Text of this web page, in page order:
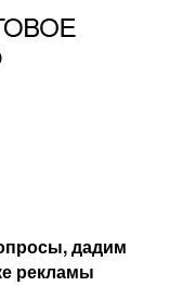
дадим
рекламы